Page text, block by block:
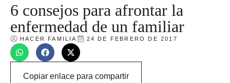
6 consejos para afrontar la
enfermedad de un familiar
HACER FAMILIA 24 DE FEBRERO DE 2017
Copiar enlace para compartir